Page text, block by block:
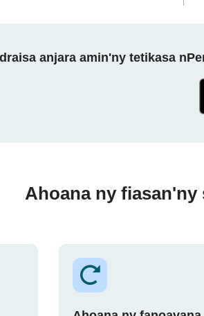
anjara amin'ny tetikasa
Ahoana ny